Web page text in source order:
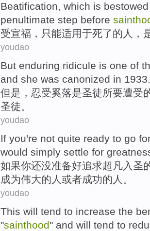
Beatification, which is
penultimate step before
受宣福 ， 只能适用于死了的 人，
youdao
But enduring ridicule is one of
and she was canonized in 1933.
但是 ， 忍受奚落是圣徒所要遭受
圣徒。
youdao
If you're not quite ready to go
would simply settle for
如果你还没准备好追求超凡入圣
成为伟大的人或者成功的人。
youdao
This will tend to increase the
"sainthood" and will tend to